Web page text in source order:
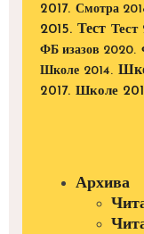
2017. Смотра
2015. Тест Тест
ФБ изазов 2020.
Школе 2014.
2017. Школе
Архива